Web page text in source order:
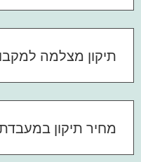
תיקון מצלמה
מחיר תיקון